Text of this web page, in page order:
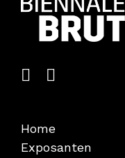
Home
Exposanten